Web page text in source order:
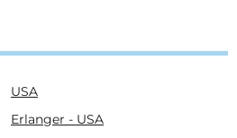
USA
Erlanger - USA